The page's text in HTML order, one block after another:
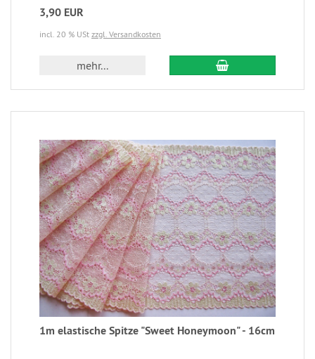
3,90 EUR
incl. 20 % USt zzgl. Versandkosten
mehr...
1m elastische Spitze "Sweet Honeymoon" - 16cm